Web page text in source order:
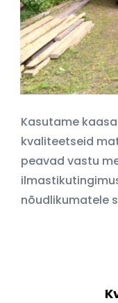
Kasutame
kvaliteetseid
peavad vastu
nõudlikumatele